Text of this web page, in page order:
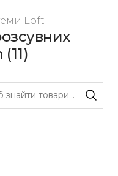
Loft